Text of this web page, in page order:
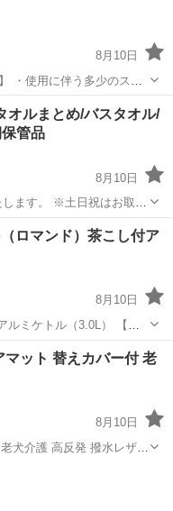
8月10日
す ・詳細は現地でご確認
了承願います ※中古品のた
オルまとめ/バスタオル/
管品
8月10日
します。 ※土日祝はお取引
しておりませんので、 ご理解ある方のみご購入お願いいたします。 ...
ロマンド）茶こし付ア
8月10日
ケトル（3.0L） 【状
きれない汚れなどござい
引きは出来かねますの...
ット 替えカバー付 老
8月10日
犬介護 高反発 撥水レザー